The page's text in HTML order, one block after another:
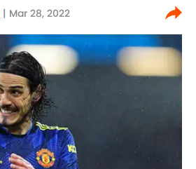
| Mar 28, 2022